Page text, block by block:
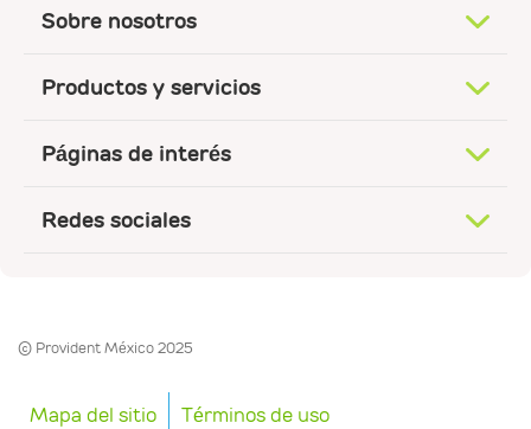
Sobre nosotros
Productos y servicios
Páginas de interés
Redes sociales
© Provident México 2025
Mapa del sitio Términos de uso